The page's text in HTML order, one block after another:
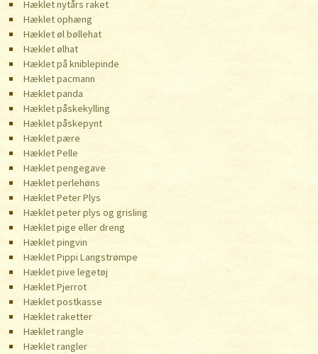
Hæklet nytårs raket
Hæklet ophæng
Hæklet øl bøllehat
Hæklet ølhat
Hæklet på kniblepinde
Hæklet pacmann
Hæklet panda
Hæklet påskekylling
Hæklet påskepynt
Hæklet pære
Hæklet Pelle
Hæklet pengegave
Hæklet perlehøns
Hæklet Peter Plys
Hæklet peter plys og grisling
Hæklet pige eller dreng
Hæklet pingvin
Hæklet Pippi Langstrømpe
Hæklet pive legetøj
Hæklet Pjerrot
Hæklet postkasse
Hæklet raketter
Hæklet rangle
Hæklet rangler